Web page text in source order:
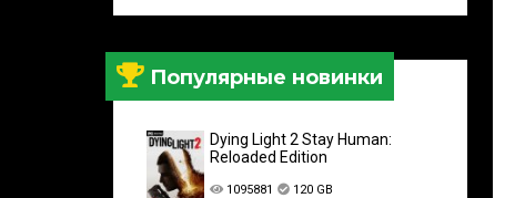
Популярные новинки
Dying Light 2 Stay Human:
Reloaded Edition
1095881 120 GB